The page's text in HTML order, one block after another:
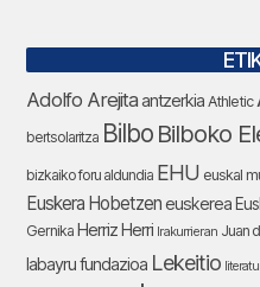
Adolfo Arejitaantzerkia Athletic
bertsolaritza Bilbo Bilboko
bizkaiko foru aldundia EHU euskal
Euskera Hobetzeneuskerea
Gernika Herriz Herri Irakurrieran Juan
labayru fundazioa Lekeitio